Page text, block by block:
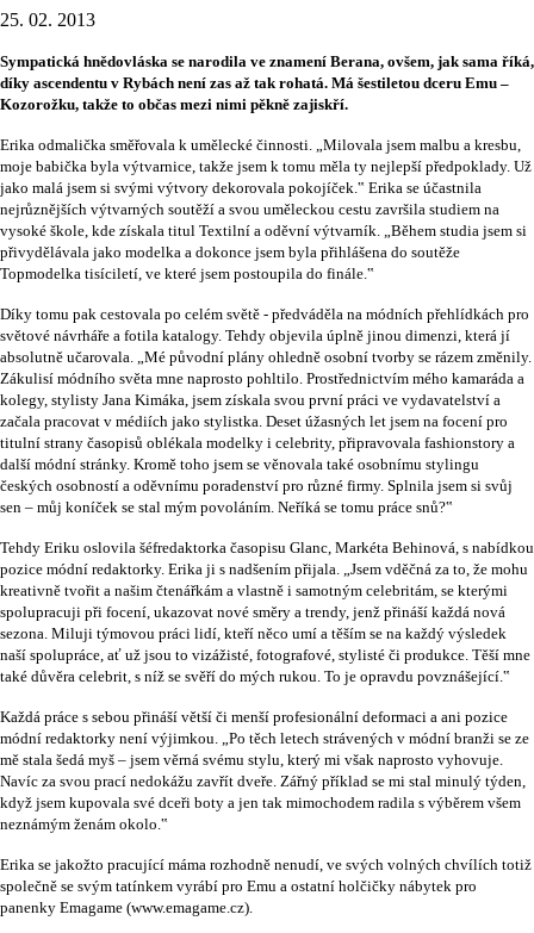
25. 02. 2013
Sympatická hnědovláska se narodila ve znamení Berana, ovšem, jak sama říká,
díky ascendentu v Rybách není zas až tak rohatá. Má šestiletou dceru Emu –
Kozorožku, takže to občas mezi nimi pěkně zajiskří.
Erika odmalička směřovala k umělecké činnosti. „Milovala jsem malbu a kresbu,
moje babička byla výtvarnice, takže jsem k tomu měla ty nejlepší předpoklady. Už
jako malá jsem si svými výtvory dekorovala pokojíček.‟ Erika se účastnila
nejrůznějších výtvarných soutěží a svou uměleckou cestu završila studiem na
vysoké škole, kde získala titul Textilní a oděvní výtvarník. „Během studia jsem si
přivydělávala jako modelka a dokonce jsem byla přihlášena do soutěže
Topmodelka tisíciletí, ve které jsem postoupila do finále.‟
Díky tomu pak cestovala po celém světě - předváděla na módních přehlídkách pro
světové návrháře a fotila katalogy. Tehdy objevila úplně jinou dimenzi, která jí
absolutně učarovala. „Mé původní plány ohledně osobní tvorby se rázem změnily.
Zákulisí módního světa mne naprosto pohltilo. Prostřednictvím mého kamaráda a
kolegy, stylisty Jana Kimáka, jsem získala svou první práci ve vydavatelství a
začala pracovat v médiích jako stylistka. Deset úžasných let jsem na focení pro
titulní strany časopisů oblékala modelky i celebrity, připravovala fashionstory a
další módní stránky. Kromě toho jsem se věnovala také osobnímu stylingu
českých osobností a oděvnímu poradenství pro různé firmy. Splnila jsem si svůj
sen – můj koníček se stal mým povoláním. Neříká se tomu práce snů?‟
Tehdy Eriku oslovila šéfredaktorka časopisu Glanc, Markéta Behinová, s nabídkou
pozice módní redaktorky. Erika ji s nadšením přijala. „Jsem vděčná za to, že mohu
kreativně tvořit a našim čtenářkám a vlastně i samotným celebritám, se kterými
spolupracuji při focení, ukazovat nové směry a trendy, jenž přináší každá nová
sezona. Miluji týmovou práci lidí, kteří něco umí a těším se na každý výsledek
naší spolupráce, ať už jsou to vizážisté, fotografové, stylisté či produkce. Těší mne
také důvěra celebrit, s níž se svěří do mých rukou. To je opravdu povznášející.‟
Každá práce s sebou přináší větší či menší profesionální deformaci a ani pozice
módní redaktorky není výjimkou. „Po těch letech strávených v módní branži se ze
mě stala šedá myš – jsem věrná svému stylu, který mi však naprosto vyhovuje.
Navíc za svou prací nedokážu zavřít dveře. Zářný příklad se mi stal minulý týden,
když jsem kupovala své dceři boty a jen tak mimochodem radila s výběrem všem
neznámým ženám okolo.‟
Erika se jakožto pracující máma rozhodně nenudí, ve svých volných chvílích totiž
společně se svým tatínkem vyrábí pro Emu a ostatní holčičky nábytek pro
panenky Emagame (www.emagame.cz).